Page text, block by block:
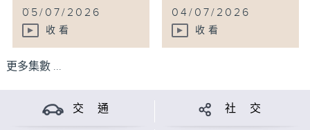
...
05/07/2026
收看
04/07/2026
收看
更多集數 ...
交 通 社 交